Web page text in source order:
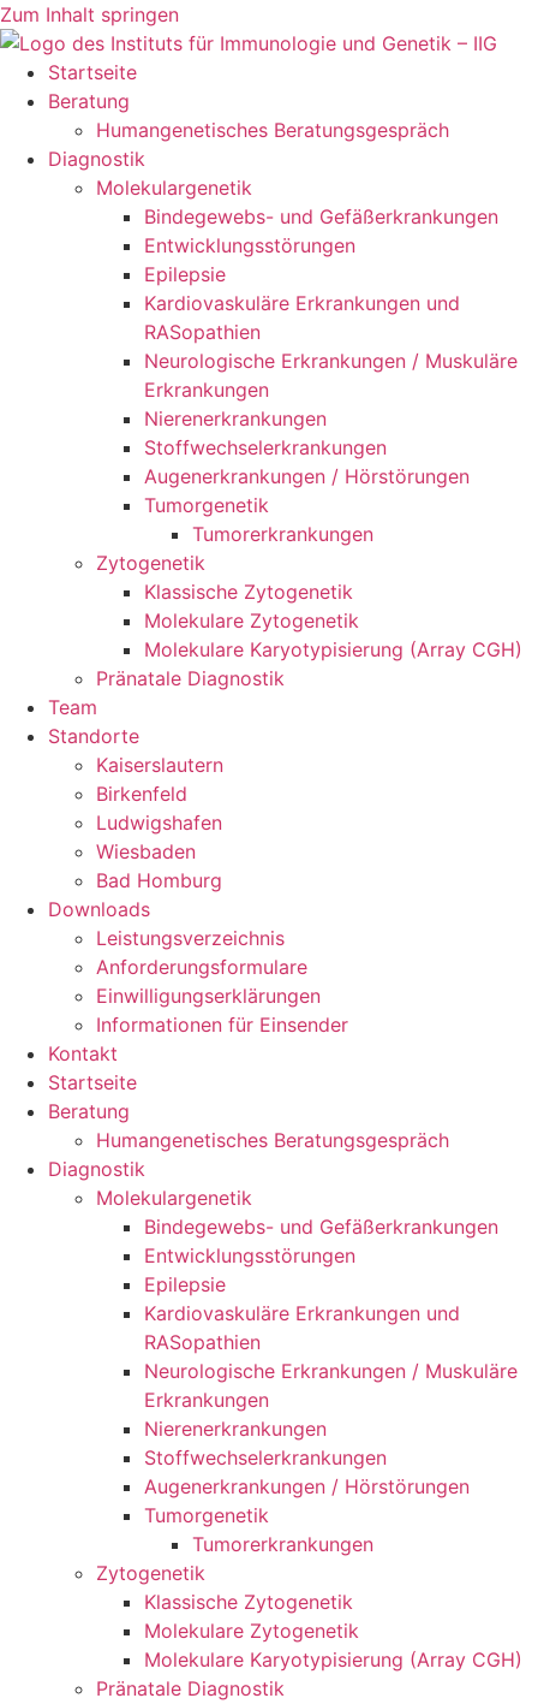
Zum Inhalt springen
Startseite
Beratung
Humangenetisches Beratungsgespräch
Diagnostik
Molekulargenetik
Bindegewebs- und Gefäßerkrankungen
Entwicklungsstörungen
Epilepsie
Kardiovaskuläre Erkrankungen und
RASopathien
Neurologische Erkrankungen / Muskuläre
Erkrankungen
Nierenerkrankungen
Stoffwechselerkrankungen
Augenerkrankungen / Hörstörungen
Tumorgenetik
Tumorerkrankungen
Zytogenetik
Klassische Zytogenetik
Molekulare Zytogenetik
Molekulare Karyotypisierung (Array CGH)
Pränatale Diagnostik
Team
Standorte
Kaiserslautern
Birkenfeld
Ludwigshafen
Wiesbaden
Bad Homburg
Downloads
Leistungsverzeichnis
Anforderungsformulare
Einwilligungserklärungen
Informationen für Einsender
Kontakt
Startseite
Beratung
Humangenetisches Beratungsgespräch
Diagnostik
Molekulargenetik
Bindegewebs- und Gefäßerkrankungen
Entwicklungsstörungen
Epilepsie
Kardiovaskuläre Erkrankungen und
RASopathien
Neurologische Erkrankungen / Muskuläre
Erkrankungen
Nierenerkrankungen
Stoffwechselerkrankungen
Augenerkrankungen / Hörstörungen
Tumorgenetik
Tumorerkrankungen
Zytogenetik
Klassische Zytogenetik
Molekulare Zytogenetik
Molekulare Karyotypisierung (Array CGH)
Pränatale Diagnostik